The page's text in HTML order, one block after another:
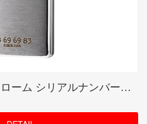
The Birthday 縄ロゴ クローム シリアルナンバー入り(期間限定生産品)